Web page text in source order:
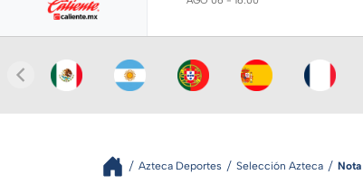
Azteca Deportes Selección Azteca Nota